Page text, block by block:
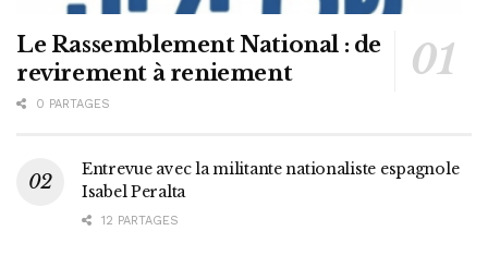
Le Rassemblement National : de
revirement à reniement
0 PARTAGES
Entrevue avec la militante nationaliste espagnole
Isabel Peralta
12 PARTAGES